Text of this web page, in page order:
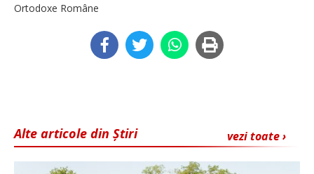
Ortodoxe Române
vezi toate ›
Alte articole din Știri